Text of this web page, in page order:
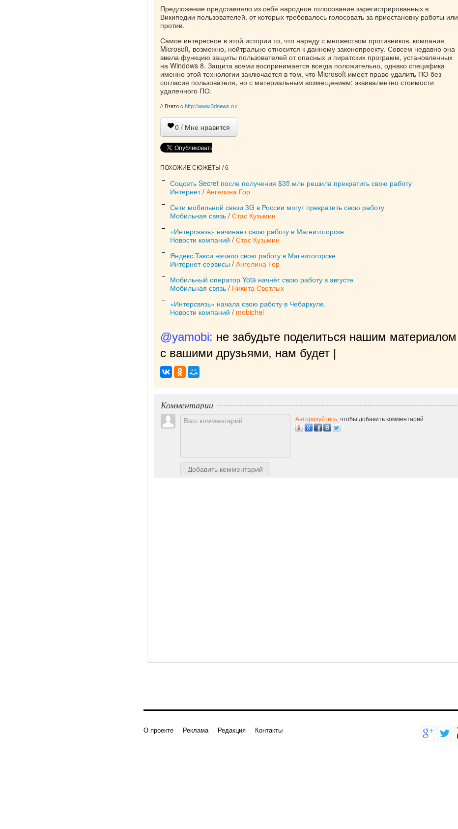
Предложение представляло из себя народное голосование зарегистрированных в
Википедии пользователей, от которых требовалось голосовать за приостановку работы или
против.
Самое интересное в этой истории то, что наряду с множеством противников, компания
Microsoft, возможно, нейтрально относится к данному законопроекту. Совсем недавно она
ввела функцию защиты пользователей от опасных и пиратских программ, установленных
на Windows 8. Защита всеми воспринимается всегда положительно, однако специфика
именно этой технологии заключается в том, что Microsoft имеет право удалить ПО без
согласия пользователя, но с материальным возмещением: эквивалентно стоимости
удаленного ПО.
// Взято с http://www.3dnews.ru/.
0 / Мне нравится
ПОХОЖИЕ СЮЖЕТЫ / 6
Соцсеть Secret после получения $35 млн решила прекратить свою работу
Интернет/ Ангелина Гор
Сети мобильной связи 3G в России могут прекратить свою работу
Мобильная связь / Стас Кузьмин
«Интерсвязь» начинает свою работу в Магнитогорске
Новости компаний / Стас Кузьмин
Яндекс.Такси начало свою работу в Магнитогорске
Интернет-сервисы / Ангелина Гор
Мобильный оператор Yota начнёт свою работу в августе
Мобильная связь / Никита Светлых
«Интерсвязь» начала свою работу в Чебаркуле.
Новости компаний / mobichel
@yamobi: не забудьте поделиться нашим материалом
с вашими друзьями, нам будет очень приятно!
Комментарии
Добавить комментарий
Авторизуйтесь, чтобы добавить комментарий
О проекте Реклама Редакция Контакты